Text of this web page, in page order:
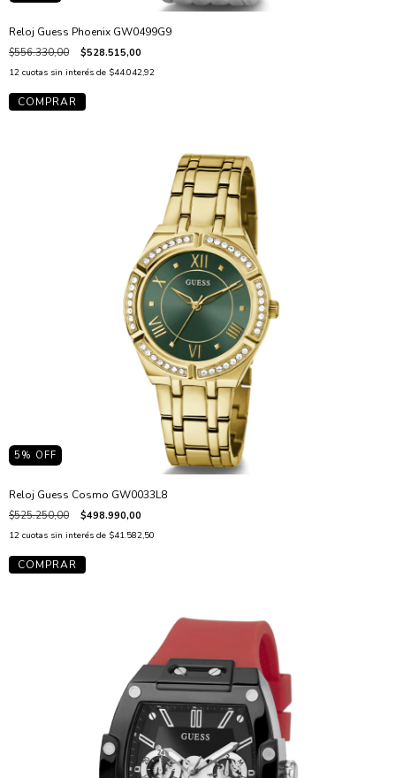
Reloj Guess Phoenix GW0499G9
$556.330,00 $528.515,00
12 cuotas sin interés de $44.042,92
5 % OFF
Reloj Guess Cosmo GW0033L8
$525.250,00 $498.990,00
12 cuotas sin interés de $41.582,50